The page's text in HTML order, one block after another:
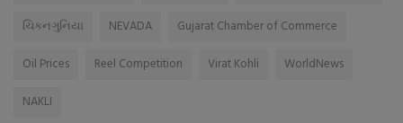
ચિકનગુનિયા
NEVADA
Gujarat Chamber of Commerce
Oil Prices
Reel Competition Virat Kohli
WorldNews
NAKLI